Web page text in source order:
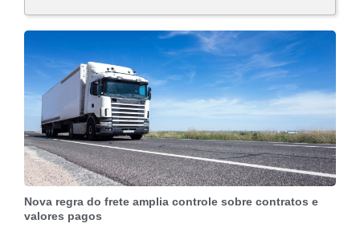
Nova regra do frete amplia controle sobre contratos e
valores pagos